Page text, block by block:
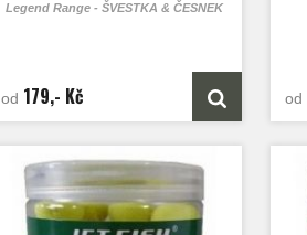
Legend Range - ŠVESTKA & ČESNEK
od 179,- Kč od